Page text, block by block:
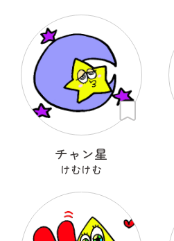
チャン星
けむけむ